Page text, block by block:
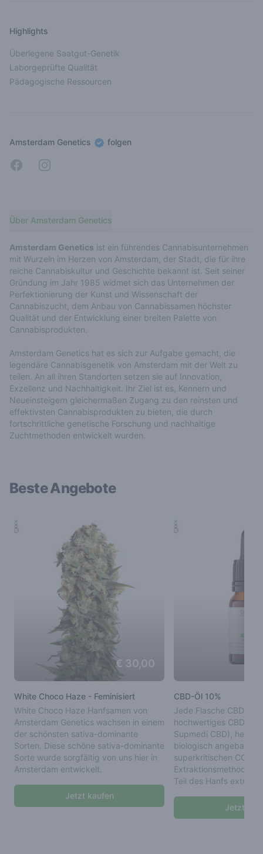
Highlights
Überlegene Saatgut-Genetik
Laborgeprüfte Qualität
Pädagogische Ressourcen
Amsterdam Genetics folgen
Amsterdam Genetics Facebook
Amsterdam Genetics Instagram
Über Amsterdam Genetics
Amsterdam Genetics ist ein führendes Cannabisunternehmen
mit Wurzeln im Herzen von Amsterdam, der Stadt, die für ihre
reiche Cannabiskultur und Geschichte bekannt ist. Seit seiner
Gründung im Jahr 1985 widmet sich das Unternehmen der
Perfektionierung der Kunst und Wissenschaft der
Cannabiszucht, dem Anbau von Cannabissamen höchster
Qualität und der Entwicklung einer breiten Palette von
Cannabisprodukten.
Amsterdam Genetics hat es sich zur Aufgabe gemacht, die
legendäre Cannabisgenetik von Amsterdam mit der Welt zu
teilen. An all ihren Standorten setzen sie auf Innovation,
Exzellenz und Nachhaltigkeit. Ihr Ziel ist es, Kennern und
Neueinsteigern gleichermaßen Zugang zu den reinsten und
effektivsten Cannabisprodukten zu bieten, die durch
fortschrittliche genetische Forschung und nachhaltige
Zuchtmethoden entwickelt wurden.
Beste Angebote
White Choco Haze - Feminisiert
White Choco Haze Hanfsamen von
Amsterdam Genetics wachsen in einem
der schönsten sativa-dominante
Sorten. Diese schöne sativa-dominante
Sorte wurde sorgfältig von uns hier in
Amsterdam entwickelt.
€ 30,00
Jetzt kaufen, White Choco Haze - Feminisiert
CBD-Öl 10%
Jede Flasche CBD-Öl
hochwertiges CBD-Öl
Supmedi CBD),
biologisch
superkritischen CO2-
Extraktionsmethode
Teil des Hanfs
Jetzt